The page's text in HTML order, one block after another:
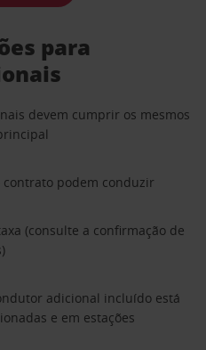
para
devem cumprir os mesmos
contrato podem conduzir
(consulte a confirmação de
adicional incluído está
e em estações